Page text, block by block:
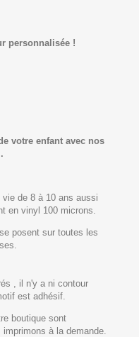
personnalisée !
votre enfant avec nos
de 8 à 10 ans aussi
en vinyl 100 microns.
posent sur toutes les
, il n'y a ni contour
est adhésif.
boutique sont
à la demande.